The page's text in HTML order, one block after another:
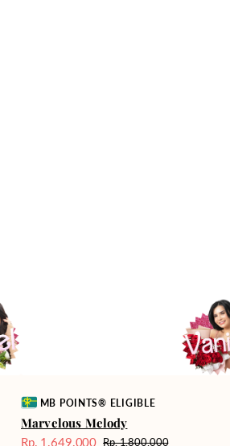
Vendor:MB POINTS® ELIGIBLE
Marvelous Melody
Rp. 1.649.000 Rp. 1.800.000